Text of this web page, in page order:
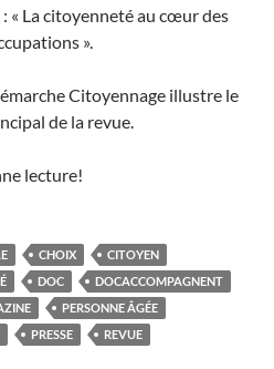
: « La citoyenneté au cœur des
».
Citoyennage illustre le
de la revue.
lecture!
CHOIX
CITOYEN
DOC
DOCACCOMPAGNENT
PERSONNE ÂGÉE
PRESSE
REVUE